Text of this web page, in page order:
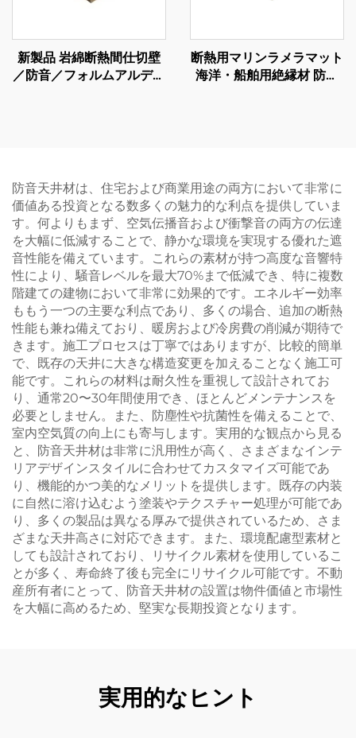
新製品 岩綿断熱間仕切壁
／防音／フォルムアルデヒ
断熱用マリンラメラマット
海洋・船舶用絶縁材 防火
防音天井材は、住宅および商業用途の両方において非常に
価値ある投資となる数多くの魅力的な利点を提供していま
す。何よりもまず、空気伝播音および衝撃音の両方の伝達
を大幅に低減することで、静かな環境を実現する優れた遮
音性能を備えています。これらの素材が持つ高度な音響特
性により、騒音レベルを最大70%まで低減でき、特に複数
階建ての建物において非常に効果的です。エネルギー効率
ももう一つの主要な利点であり、多くの場合、追加の断熱
性能も兼ね備えており、暖房および冷房費の削減が期待で
きます。施工プロセスは丁寧ではありますが、比較的簡単
で、既存の天井に大きな構造変更を加えることなく施工可
能です。これらの材料は耐久性を重視して設計されてお
り、通常20〜30年間使用でき、ほとんどメンテナンスを
必要としません。また、防塵性や抗菌性を備えることで、
室内空気質の向上にも寄与します。実用的な観点から見る
と、防音天井材は非常に汎用性が高く、さまざまなインテ
リアデザインスタイルに合わせてカスタマイズ可能であ
り、機能的かつ美的なメリットを提供します。既存の内装
に自然に溶け込むよう塗装やテクスチャー処理が可能であ
り、多くの製品は異なる厚みで提供されているため、さま
ざまな天井高さに対応できます。また、環境配慮型素材と
しても設計されており、リサイクル素材を使用しているこ
とが多く、寿命終了後も完全にリサイクル可能です。不動
産所有者にとって、防音天井材の設置は物件価値と市場性
を大幅に高めるため、堅実な長期投資となります。
実用的なヒント